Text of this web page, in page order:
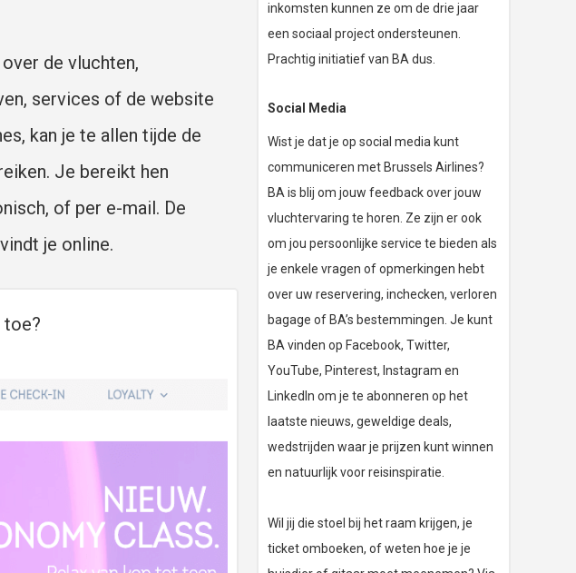
de vluchten,
services of de website
kan je te allen tijde de
Je bereikt hen
of per e-mail. De
je online.
toe?
inkomsten kunnen ze om de drie jaar
een sociaal project ondersteunen.
Prachtig initiatief van BA dus.
Social Media
Wist je dat je op social media kunt
communiceren met Brussels Airlines?
BA is blij om jouw feedback over jouw
vluchtervaring te horen. Ze zijn er ook
om jou persoonlijke service te bieden als
je enkele vragen of opmerkingen hebt
over uw reservering, inchecken, verloren
bagage of BA’s bestemmingen. Je kunt
BA vinden op Facebook, Twitter,
YouTube, Pinterest, Instagram en
LinkedIn om je te abonneren op het
laatste nieuws, geweldige deals,
wedstrijden waar je prijzen kunt winnen
en natuurlijk voor reisinspiratie.
Wil jij die stoel bij het raam krijgen, je
ticket omboeken, of weten hoe je je